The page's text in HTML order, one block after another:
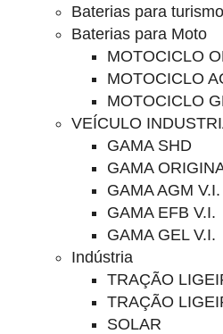
Baterias para
Baterias para Moto
MOTOCICLO
MOTOCICLO
MOTOCICLO
VEÍCULO
GAMA SHD
GAMA
GAMA AGM V.I.
GAMA EFB V.I.
GAMA GEL V.I.
Indústria
TRAÇÃO
TRAÇÃO
SOLAR